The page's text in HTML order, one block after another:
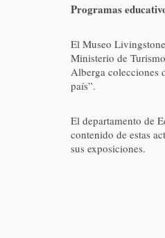
Programas
El Museo
Ministerio de
Alberga colecciones
país”.
El departamento de
contenido de estas
sus exposiciones.